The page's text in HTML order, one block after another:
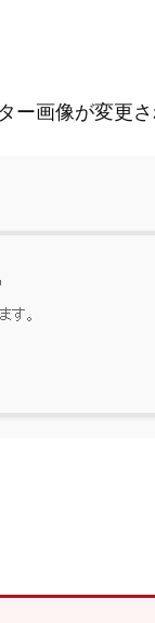
ー画像が変更さ